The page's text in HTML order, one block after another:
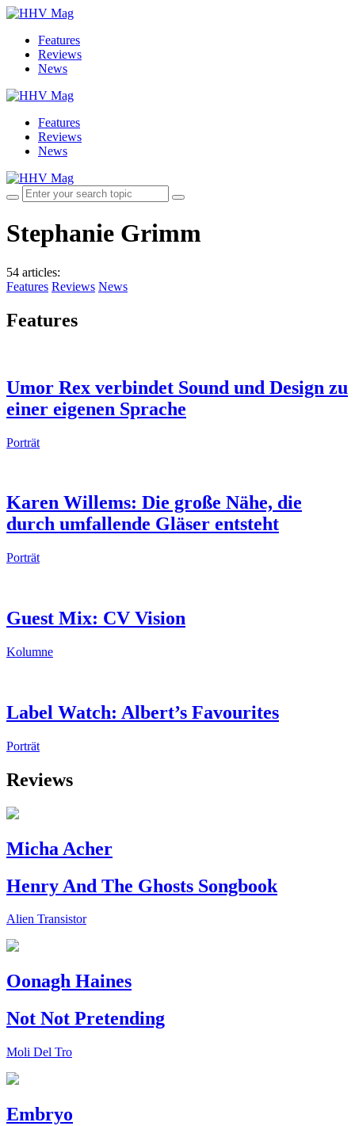
Features
Reviews
News
Features
Reviews
News
Stephanie Grimm
54 articles:
Features Reviews News
Features
Umor Rex verbindet Sound und Design zu
einer eigenen Sprache
Porträt
Karen Willems: Die große Nähe, die
durch umfallende Gläser entsteht
Porträt
Guest Mix: CV Vision
Kolumne
Label Watch: Albert’s Favourites
Porträt
Reviews
Micha Acher
Henry And The Ghosts Songbook
Alien Transistor
Oonagh Haines
Not Not Pretending
Moli Del Tro
Embryo